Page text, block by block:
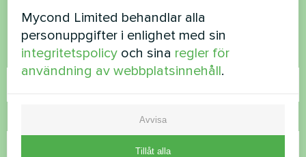
Kontakta oss så hjälper vi dig
Namn
Mycond Limited behandlar alla
personuppgifter i enlighet med sin
integritetspolicy och sina regler för
användning av webbplatsinnehåll.
Avvisa
Tillåt alla